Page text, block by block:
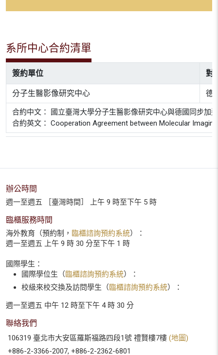
系所中心合約清單
簽約單位 對
分子生醫影像研究中心 德
合約中文： 國立臺灣大學分子生醫影像研究中心與德國同步加
合約英文： Cooperation Agreement between Molecular
辦公時間
週一至週五 ［臺灣時間］ 上午 9 時至下午 5 時
臨櫃服務時間
海外教育（預約制， 臨櫃諮詢預約系統）：
週一至週五 上午 9 時 30 分至下午 1 時
國際學生：
國際學位生（臨櫃諮詢預約系統）：
校級來校交換及訪問學生（臨櫃諮詢預約系統）：
週一至週五 中午 12 時至下午 4 時 30 分
聯絡我們
106319 臺北市大安區羅斯福路四段1號 禮賢樓7樓 (地圖)
+886-2-3366-2007, +886-2-2362-6801